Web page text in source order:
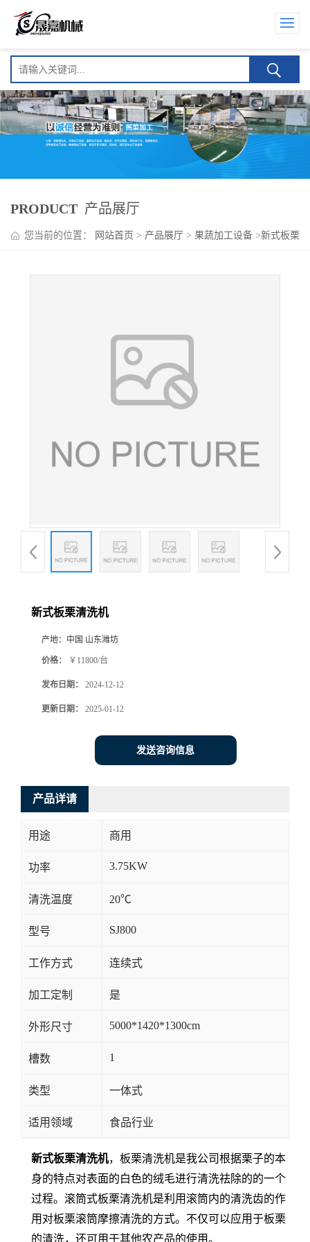
PRODUCT 产品展厅
您当前的位置： 网站首页 > 产品展厅 > 果蔬加工设备 >新式板栗
新式板栗清洗机
产地： 中国 山东潍坊
价格： ￥11800/台
发布日期： 2024-12-12
更新日期： 2025-01-12
发送咨询信息
产品详请
用途 商用
功率 3.75KW
清洗温度 20℃
型号 SJ800
工作方式 连续式
加工定制 是
外形尺寸 5000*1420*1300cm
槽数 1
类型 一体式
适用领域 食品行业
新式板栗清洗机，板栗清洗机是我公司根据栗子的本
身的特点对表面的白色的绒毛进行清洗祛除的的一个
过程。滚筒式板栗清洗机是利用滚筒内的清洗齿的作
用对板栗滚筒摩擦清洗的方式。不仅可以应用于板栗
的清洗，还可用于其他农产品的使用。